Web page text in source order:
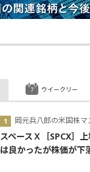
岡元兵八郎の米国株マ
スペースＸ［SPCX］
は良かったが株価が下
ウイークリー